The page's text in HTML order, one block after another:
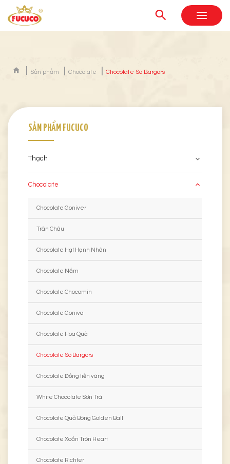
Sản phẩm Chocolate Chocolate Sò Bargors
SẢN PHẨM FUCUCO
Thạch
Chocolate
Chocolate Goniver
Trân Châu
Chocolate Hạt Hạnh Nhân
Chocolate Nấm
Chocolate Chocomin
Chocolate Goniva
Chocolate Hoa Quả
Chocolate Sò Bargors
Chocolate Đồng tiền vàng
White Chocolate Sơn Trà
Chocolate Quả Bóng Golden Ball
Chocolate Xoắn Tròn Heart
Chocolate Richter